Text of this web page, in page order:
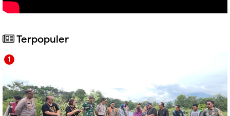
Terpopuler